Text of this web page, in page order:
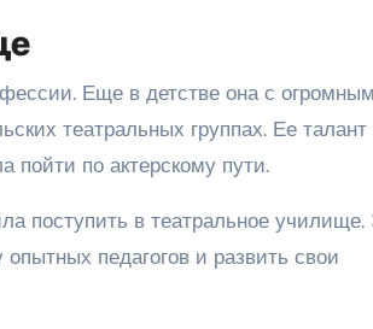
Еще в детстве она с огромным
театральных группах. Ее талант
по актерскому пути.
поступить в театральное училище.
педагогов и развить свои